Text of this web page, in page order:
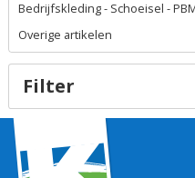
Bedrijfskleding - Schoeisel -
Overige artikelen
Filter